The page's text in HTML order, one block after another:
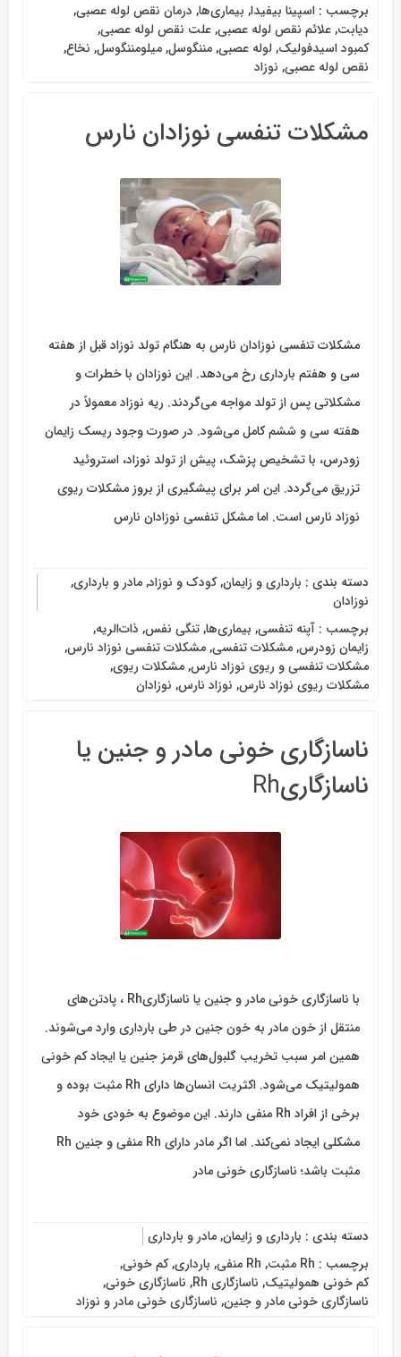
برچسب : اسپینا بیفیدا, بیماری‌ها, درمان نقص لوله عصبی,
دیابت,علائم نقص لوله عصبی,علت نقص لوله عصبی,
کمبود اسیدفولیک,لوله عصبی,مننگوسل,میلومننگوسل, نخاع,
نقص لوله عصبی, نوزاد
مشکلات تنفسی نوزادان نارس
مشکلات تنفسی نوزادان نارس به هنگام تولد نوزاد قبل از هفته
سی و هفتم بارداری رخ می‌دهد. این نوزادان با خطرات و
مشکلاتی پس از تولد مواجه می‌گردند. ریه نوزاد معمولاً در
هفته سی و ششم کامل می‌شود. در صورت وجود ریسک زایمان
زودرس، با تشخیص پزشک، پیش از تولد نوزاد، استروئید
تزریق می‌گردد. این امر برای پیشگیری از بروز مشکلات ریوی
نوزاد نارس است. اما مشکل تنفسی نوزادان نارس
دسته بندی : بارداری و زایمان,کودک و نوزاد,مادر و بارداری,
نوزادان
برچسب : آپنه تنفسی, بیماری‌ها,تنگی نفس, ذات‌الریه,
زایمان زودرس,مشکلات تنفسی,مشکلات تنفسی نوزاد نارس,
مشکلات تنفسی و ریوی نوزاد نارس,مشکلات ریوی,
مشکلات ریوی نوزاد نارس, نوزاد نارس, نوزادان
ناسازگاری خونی مادر و جنین یا
ناسازگاریRh
با ناسازگاری خونی مادر و جنین یا ناسازگاریRh ، پادتن‌های
منتقل از خون مادر به خون جنین در طی بارداری وارد می‌شوند.
همین امر سبب تخریب گلبول‌های قرمز جنین یا ایجاد کم خونی
همولیتیک می‌شود. اکثریت انسان‌ها دارای Rh مثبت بوده و
برخی از افراد Rh منفی دارند. این موضوع به خودی خود
مشکلی ایجاد‌‌ نمی‌‌کند. اما اگر مادر دارای Rh منفی و جنین Rh
مثبت باشد؛ ناسازگاری خونی مادر
دسته بندی : بارداری و زایمان,مادر و بارداری
برچسب : Rh مثبت , Rh منفی , بارداری,کم خونی,
کم خونی همولیتیک, ناسازگاری Rh , ناسازگاری خونی,
ناسازگاری خونی مادر و جنین, ناسازگاری خونی مادر و نوزاد